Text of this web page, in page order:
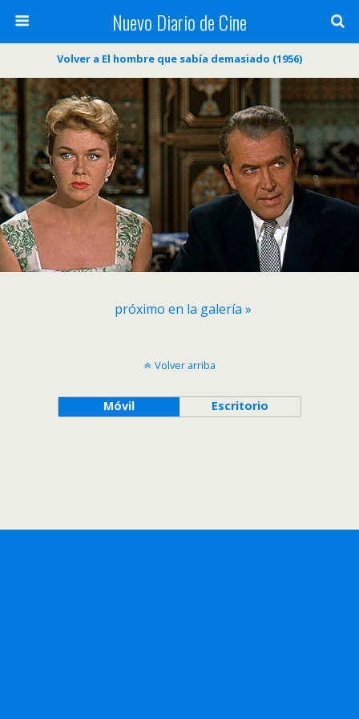
Nuevo Diario de Cine
Volver a El hombre que sabía demasiado (1956)
próximo en la galería »
Volver arriba
Móvil Escritorio